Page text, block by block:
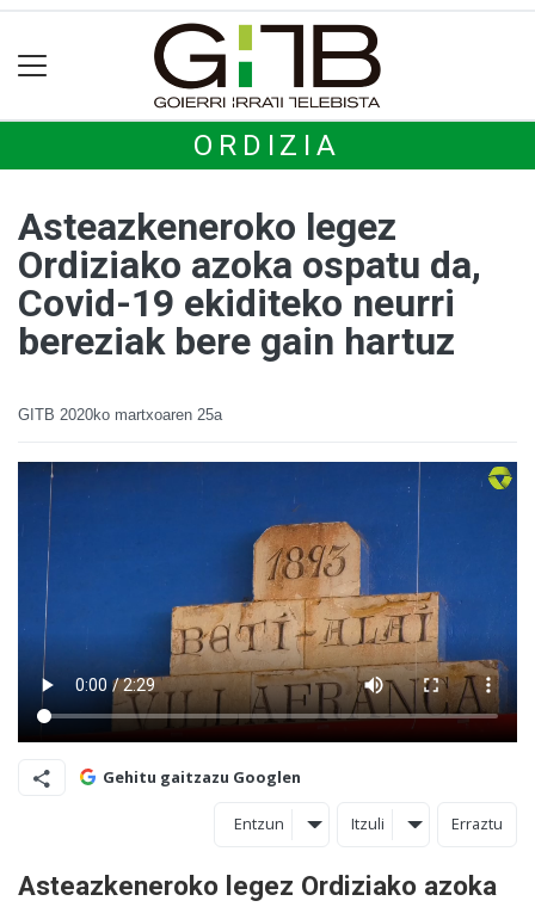
ORDIZIA
Asteazkeneroko legez
Ordiziako azoka ospatu da,
Covid-19 ekiditeko neurri
bereziak bere gain hartuz
GITB 2020ko martxoaren 25a
Gehitu gaitzazu Googlen
Entzun Itzuli Erraztu
Asteazkeneroko legez Ordiziako azoka